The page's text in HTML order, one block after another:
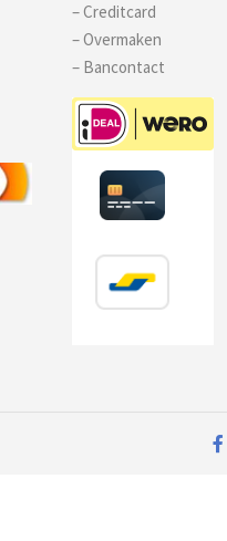
– Creditcard
– Overmaken
– Bancontact